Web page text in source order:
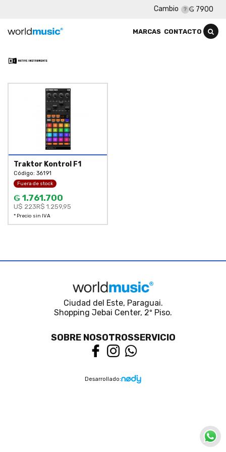
Cambio ₲ 7900
MARCAS CONTACTO
Traktor Kontrol F1
Código: 36191
Fuera de stock
₲ 1.761.700
U$ 223R$ 1.259,95
* Precio sin IVA
Ciudad del Este, Paraguai.
Shopping Jebai Center, 2º Piso.
SOBRE NOSOTROSSERVICIO
Desarrollado: